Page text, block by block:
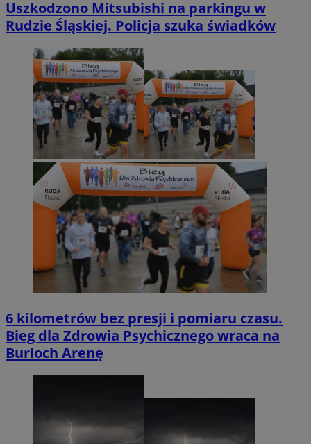
Uszkodzono Mitsubishi na parkingu w
Rudzie Śląskiej. Policja szuka świadków
6 kilometrów bez presji i pomiaru czasu.
Bieg dla Zdrowia Psychicznego wraca na
Burloch Arenę